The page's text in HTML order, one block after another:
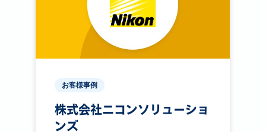
お客様事例
株式会社ニコンソリューショ
ンズ